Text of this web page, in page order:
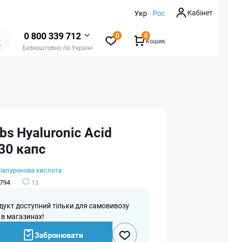
Укр Рос Кабінет
0 800 339 712
Безкоштовно по Україні
0
Кошик
0
Hyaluronic Acid
капс
кислота
13
доступний тільки для самовивозу
в магазинах!
Забронювати